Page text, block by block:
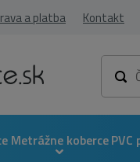
a platba Kontakt
Metrážne kobercePVC